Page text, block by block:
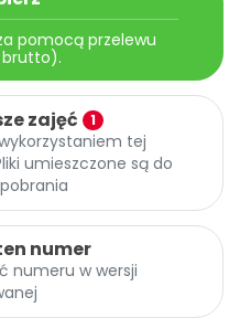
pomocą przelewu
brutto).
zajęć 1
tej
umieszczone są do
numer
numeru w wersji